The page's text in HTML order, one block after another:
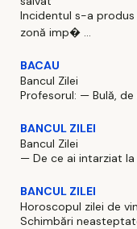
Incidentul s-a
zonă imp� ...
BACAU
Bancul Zilei
Profesorul: — Bulă,
BANCUL ZILEI
Bancul Zilei
— De ce ai intarziat
BANCUL ZILEI
Horoscopul zilei de
Schimbări